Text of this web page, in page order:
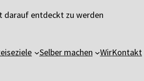
entdeckt zu werden
Selber machen WirKontakt